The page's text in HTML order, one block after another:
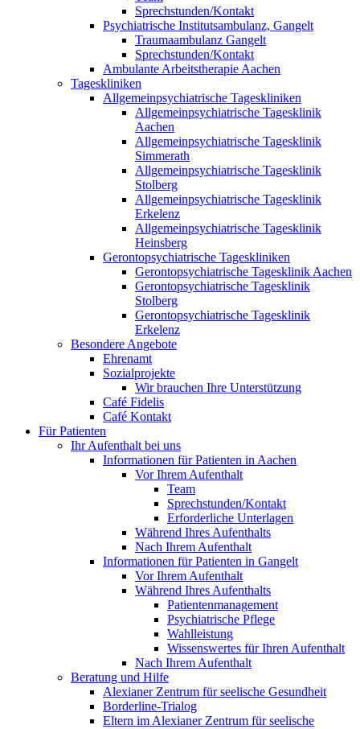
Sprechstunden/Kontakt
Psychiatrische Institutsambulanz, Gangelt
Traumaambulanz Gangelt
Sprechstunden/Kontakt
Ambulante Arbeitstherapie Aachen
Tageskliniken
Allgemeinpsychiatrische Tageskliniken
Allgemeinpsychiatrische Tagesklinik
Aachen
Allgemeinpsychiatrische Tagesklinik
Simmerath
Allgemeinpsychiatrische Tagesklinik
Stolberg
Allgemeinpsychiatrische Tagesklinik
Erkelenz
Allgemeinpsychiatrische Tagesklinik
Heinsberg
Gerontopsychiatrische Tageskliniken
Gerontopsychiatrische Tagesklinik Aachen
Gerontopsychiatrische Tagesklinik
Stolberg
Gerontopsychiatrische Tagesklinik
Erkelenz
Besondere Angebote
Ehrenamt
Sozialprojekte
Wir brauchen Ihre Unterstützung
Café Fidelis
Café Kontakt
Für Patienten
Ihr Aufenthalt bei uns
Informationen für Patienten in Aachen
Vor Ihrem Aufenthalt
Team
Sprechstunden/Kontakt
Erforderliche Unterlagen
Während Ihres Aufenthalts
Nach Ihrem Aufenthalt
Informationen für Patienten in Gangelt
Vor Ihrem Aufenthalt
Während Ihres Aufenthalts
Patientenmanagement
Psychiatrische Pflege
Wahlleistung
Wissenswertes für Ihren Aufenthalt
Nach Ihrem Aufenthalt
Beratung und Hilfe
Alexianer Zentrum für seelische Gesundheit
Borderline-Trialog
Eltern im Alexianer Zentrum für seelische